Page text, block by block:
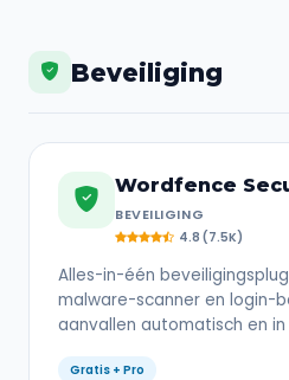
Beveiliging
Wordfence
BEVEILIGING
4.8 (7.5K)
Alles-in-één
malware-scanner en login-
aanvallen automatisch en
Gratis + Pro